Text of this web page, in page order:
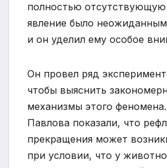
полностью
явление было
и он уделил ему особое
Он провел ряд
чтобы выяснить
механизмы этого
Павлова показали, что
прекращения может
при условии, что у